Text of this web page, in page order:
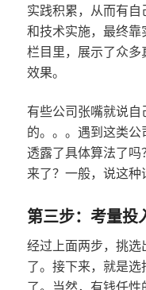
实践积累，从而有
和技术实施，最终
栏目里，展示了众
效果。
有些公司张嘴就说
的。。。遇到这类
透露了具体算法了
来了？一般，说这种
第三步：考量投
经过上面两步，挑
了。接下来，就是